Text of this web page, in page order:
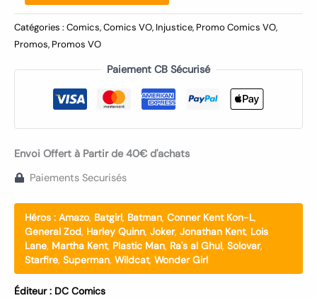
Catégories : Comics,Comics VO, Injustice, Promo Comics VO,
Promos, Promos VO
Paiement CB Sécurisé
Envoi Offert à Partir de 40€ d'achats
Paiements Securisés
Héros : Amazo, Batgirl, Batman, Conner Kent Kon-L,
General Zod, Harley Quinn, Joker, Jonathan Kent, Lois
Lane, Martha Kent, Plastic Man, Ra's al Ghul, Solovar,
Starfire, Superman, Wildcat, Wonder Girl
Éditeur : DC Comics